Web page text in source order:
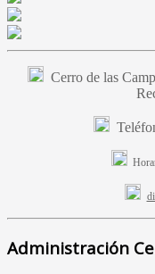
Cerro de las
Administración